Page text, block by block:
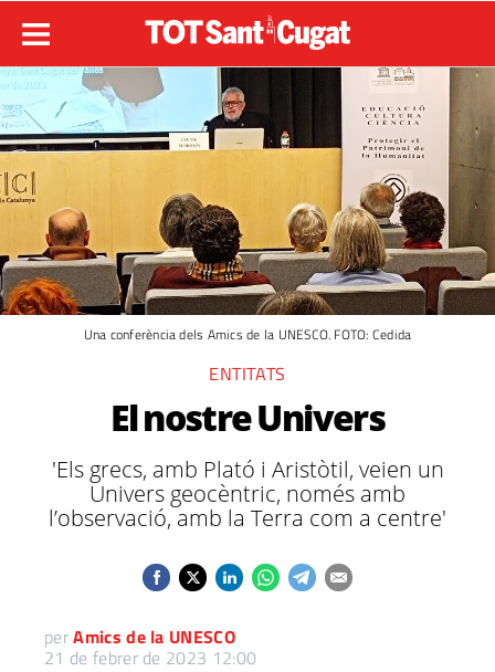
Una conferència dels Amics de la UNESCO. FOTO: Cedida
ENTITATS
El nostre Univers
'Els grecs, amb Plató i Aristòtil, veien un
Univers geocèntric, només amb
l’observació, amb la Terra com a centre'
perAmics de la UNESCO
21 de febrer de 2023 12:00